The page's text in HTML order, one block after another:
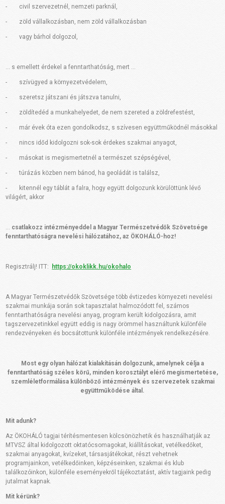
- civil szervezetnél, nemzeti parknál,
- zöld vállalkozásban, nem zöld vállalkozásban
- vagy bárhol dolgozol,
… s emellett érdekel a fenntarthatóság, mert …
- szívügyed a környezetvédelem,
- szeretsz játszani és játszva tanulni,
- zöldítedéd a munkahelyedet, de nem szereted a zöldrefestést,
- már évek óta ezen gondolkodsz, s szívesen együttműködnél másokkal
- nincs időd kidolgozni sok-sok érdekes szakmai anyagot,
- másokat is megismertetnél a természet szépségével,
- túrázás közben nem bánod, ha geoládát is találsz,
- kitennél egy táblát a falra, hogy együtt dolgozunk körülöttünk lévő
világért, akkor
csatlakozz intézményeddel a Magyar Természetvédők Szövetsége
fenntarthatóságra nevelési hálózatához, az ÖKOHÁLÓ-hoz!
Regisztrálj! ITT: https://okoklikk.hu/okohalo
A Magyar Természetvédők Szövetsége több évtizedes környezeti nevelési
szakmai munkája során sok tapasztalat halmozódott fel, számos
fenntarthatóságra nevelési anyag, program került kidolgozásra, amit
tagszervezetinkkel együtt eddig is nagy örömmel használtunk különféle
rendezvényeken és bocsátottunk különféle intézmények rendelkezésére.
Most egy olyan hálózat kialakításán dolgozunk, amelynek célja a
fenntarthatóság széles körű, minden korosztályt elérő megismertetése,
szemléletformálása különböző intézmények és szervezetek szakmai
együttműködése által.
Mit adunk?
Az ÖKOHÁLÓ tagjai térítésmentesen kölcsönözhetik és használhatják az
MTVSZ által kidolgozott oktatócsomagokat, kiállításokat, vetélkedőket,
szakmai anyagokat, kvízeket, társasjátékokat, részt vehetnek
programjainkon, vetélkedőinken, képzéseinken, szakmai és klub
találkozóinkon, különféle eseményekről tájékoztatást, aktív tagjaink pedig
jutalmat kapnak.
Mit kérünk?